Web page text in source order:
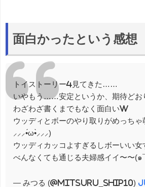
面白かったという感想
トイストーリー4見てきた……
いやもう……安定というか、期待どお
わざわざ書くまでもなく面白いw
ウッディとボーのやり取りがめっちゃ
⸝⸝⸝•́ω•̀⸝⸝⸝)
ウッディカッコよすぎるしボーいい
べんなくても通じる夫婦感イイ〜〜(
— みつる (@mitsuru_ship10)